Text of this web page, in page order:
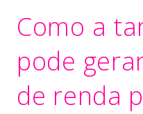
Como a
pode
de renda